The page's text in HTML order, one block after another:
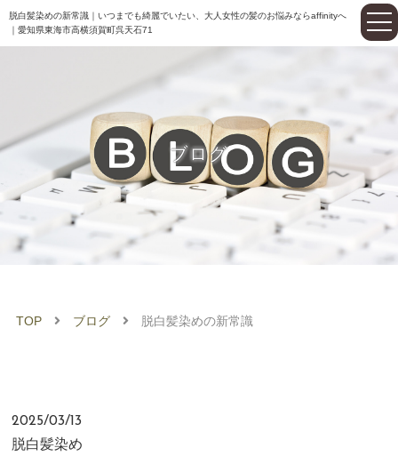
脱白髪染めの新常識｜いつまでも綺麗でいたい、大人女性の髪のお悩みならaffinityへ
｜愛知県東海市高横須賀町呉天石71
ブログ
TOP ブログ 脱白髪染めの新常識
2025/03/13
脱白髪染め